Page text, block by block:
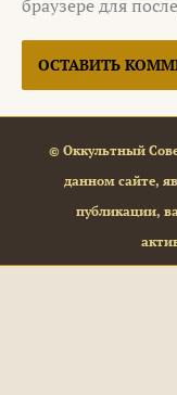
браузере для
© Оккультный
данном сайте,
публикации,